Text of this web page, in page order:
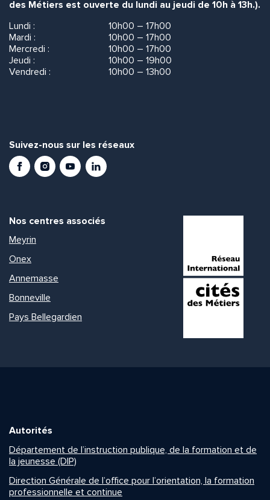
des Métiers est ouverte du lundi au jeudi de 10h à 13h.).
Lundi :
10h00 – 17h00
Mardi :
10h00 – 17h00
Mercredi :
10h00 – 17h00
Jeudi :
10h00 – 19h00
Vendredi :
10h00 – 13h00
Suivez-nous sur les réseaux
FacebookInstagramYoutubeLinkedIn
Nos centres associés
Meyrin
Onex
Annemasse
Bonneville
Pays Bellegardien
Autorités
Département de l’instruction publique, de la formation et de
la jeunesse (DIP)
Direction Générale de l’office pour l’orientation, la formation
professionnelle et continue